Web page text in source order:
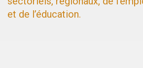
et de l’éducation.